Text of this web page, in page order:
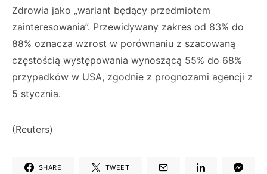
Zdrowia jako „wariant będący przedmiotem
zainteresowania”. Przewidywany zakres od 83% do
88% oznacza wzrost w porównaniu z szacowaną
częstością występowania wynoszącą 55% do 68%
przypadków w USA, zgodnie z prognozami agencji z
5 stycznia.
(Reuters)
SHARE TWEET